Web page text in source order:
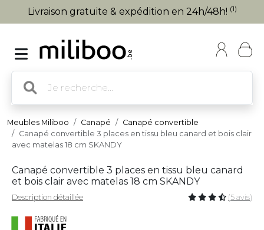
Livraison gratuite & expédition en 24h/48h! (1)
Meubles Miliboo Canapé
Canapé convertible
Canapé convertible 3 places en tissu bleu canard et bois clair
avec matelas 18 cm SKANDY
Canapé convertible 3 places en tissu bleu canard
et bois clair avec matelas 18 cm SKANDY
Description détaillée (5 avis)